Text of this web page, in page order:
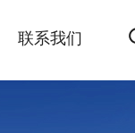
联系我们